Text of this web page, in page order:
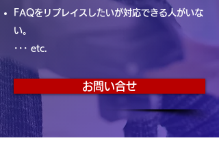
FAQをリプレイスしたいが対応できる人がいな
い。
･･･ ​ etc.
お問い合せ